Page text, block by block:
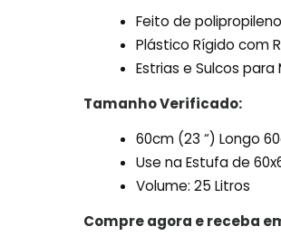
Feito de
Plástico Rígido com
Estrias e Sulcos
Tamanho Verificado:
60cm (23 “) Longo
Use na Estufa de
Volume: 25 Litros
Compre agora e receba